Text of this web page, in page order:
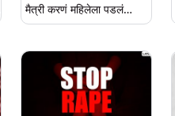
मैत्री करणं महिलेला पडलं
महागात, लग्नाचे अमिष दाखवत